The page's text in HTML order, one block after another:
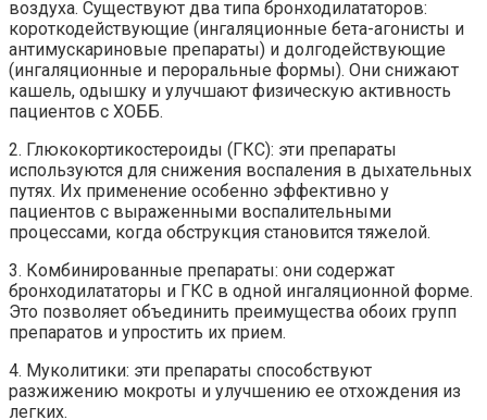
воздуха. Существуют два типа бронходилататоров:
короткодействующие (ингаляционные бета-агонисты и
антимускариновые препараты) и долгодействующие
(ингаляционные и пероральные формы). Они снижают
кашель, одышку и улучшают физическую активность
пациентов с ХОББ.
2. Глюкокортикостероиды (ГКС): эти препараты
используются для снижения воспаления в дыхательных
путях. Их применение особенно эффективно у
пациентов с выраженными воспалительными
процессами, когда обструкция становится тяжелой.
3. Комбинированные препараты: они содержат
бронходилататоры и ГКС в одной ингаляционной форме.
Это позволяет объединить преимущества обоих групп
препаратов и упростить их прием.
4. Муколитики: эти препараты способствуют
разжижению мокроты и улучшению ее отхождения из
легких.